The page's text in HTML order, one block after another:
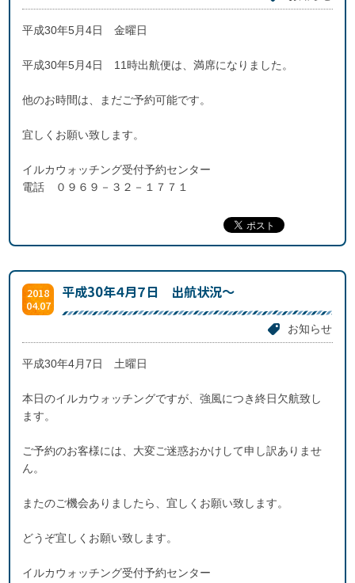
平成30年5月4日 金曜日
平成30年5月4日 11時出航便は、満席になりました。
他のお時間は、まだご予約可能です。
宜しくお願い致します。
イルカウォッチング受付予約センター
電話 ０９６９－３２－１７７１
2018
04.07
平成30年４月７日 出航状況～
お知らせ
平成30年4月7日 土曜日
本日のイルカウォッチングですが、強風につき終日欠航致し
ます。
ご予約のお客様には、大変ご迷惑おかけして申し訳ありませ
ん。
またのご機会ありましたら、宜しくお願い致します。
どうぞ宜しくお願い致します。
イルカウォッチング受付予約センター